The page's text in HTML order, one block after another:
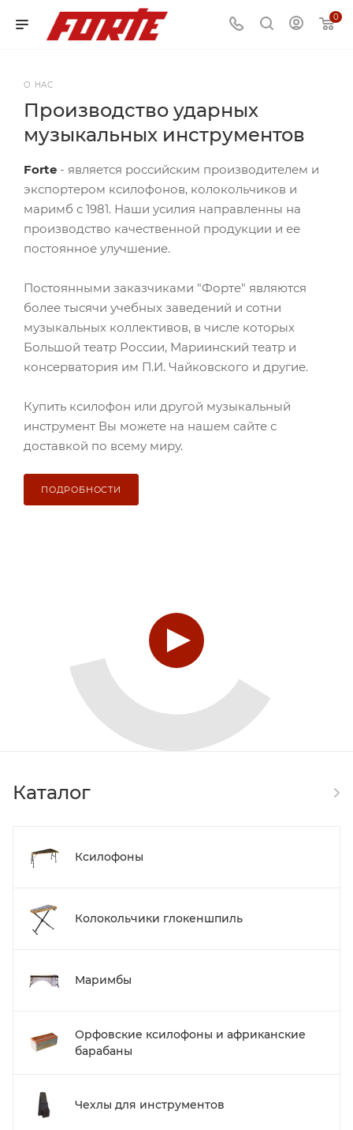
0
О НАС
Производство ударных
музыкальных инструментов
Forte - является российским производителем и
экспортером ксилофонов, колокольчиков и
маримб с 1981. Наши усилия направленны на
производство качественной продукции и ее
постоянное улучшение.
Постоянными заказчиками "Форте" являются
более тысячи учебных заведений и сотни
музыкальных коллективов, в числе которых
Большой театр России, Мариинский театр и
консерватория им П.И. Чайковского и другие.
Купить ксилофон или другой музыкальный
инструмент Вы можете на нашем сайте с
доставкой по всему миру.
ПОДРОБНОСТИ
Каталог
Ксилофоны
Колокольчики глокеншпиль
Маримбы
Орфовские ксилофоны и африканские
барабаны
Чехлы для инструментов